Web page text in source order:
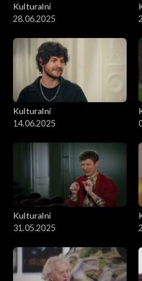
Kulturalni
28.06.2025
Kulturalni
14.06.2025
Kulturalni
31.05.2025